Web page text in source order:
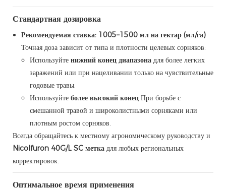
Стандартная дозировка
Рекомендуемая ставка: 1005–1500 мл на гектар (мл/га)
Точная доза зависит от типа и плотности целевых сорняков:
Используйте нижний конец диапазона для более легких
заражений или при нацеливании только на чувствительные
годовые травы.
Используйте более высокий конец При борьбе с
смешанной травой и широколистными сорняками или
плотным ростом сорняков.
Всегда обращайтесь к местному агрономическому руководству и
Nicolfuron 40G/L SC метка для любых региональных
корректировок.
Оптимальное время применения